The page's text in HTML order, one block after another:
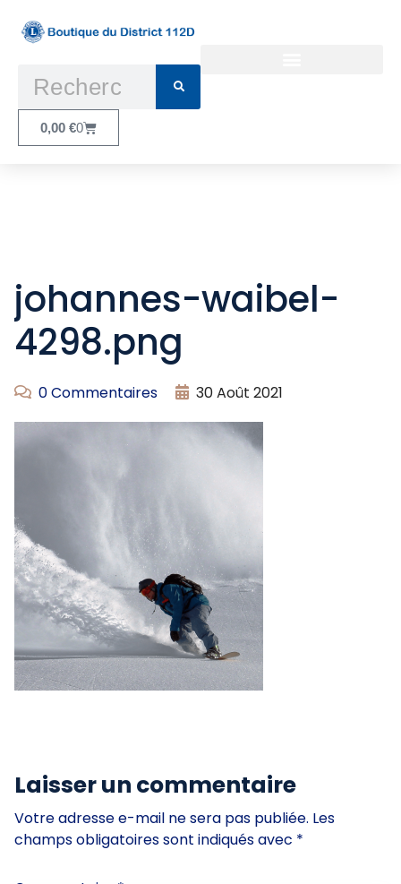
0,00 €0
johannes-waibel-
4298.png
0 Commentaires 30 Août 2021
Laisser un commentaire
Votre adresse e-mail ne sera pas publiée. Les
champs obligatoires sont indiqués avec *